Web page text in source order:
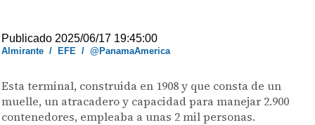
Publicado 2025/06/17 19:45:00
Almirante / EFE /@PanamaAmerica
Esta terminal, construida en 1908 y que consta de un
muelle, un atracadero y capacidad para manejar 2.900
contenedores, empleaba a unas 2 mil personas.